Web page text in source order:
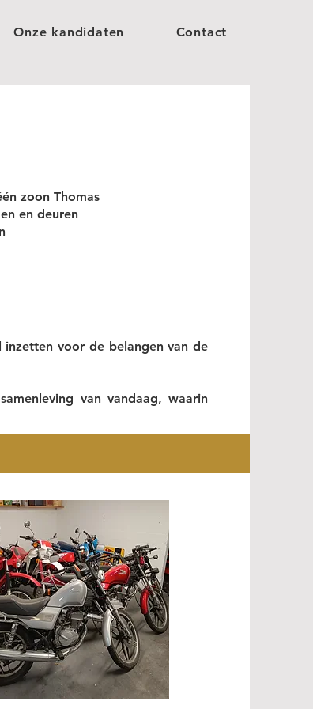
Onze kandidaten Contact
zoon Thomas
en deuren
voor de belangen van de
van vandaag, waarin